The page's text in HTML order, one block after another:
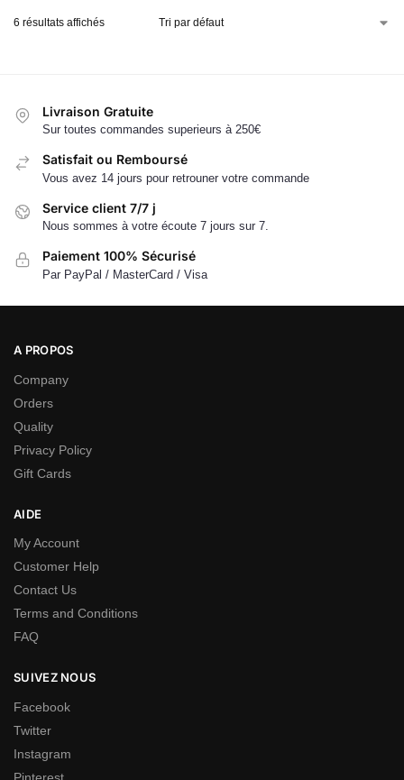
6 résultats affichés
Livraison Gratuite
Sur toutes commandes superieurs à 250€
Satisfait ou Remboursé
Vous avez 14 jours pour retrouner votre commande
Service client 7/7 j
Nous sommes à votre écoute 7 jours sur 7.
Paiement 100% Sécurisé
Par PayPal / MasterCard / Visa
A PROPOS
Company
Orders
Quality
Privacy Policy
Gift Cards
AIDE
My Account
Customer Help
Contact Us
Terms and Conditions
FAQ
SUIVEZ NOUS
Facebook
Twitter
Instagram
Pinterest